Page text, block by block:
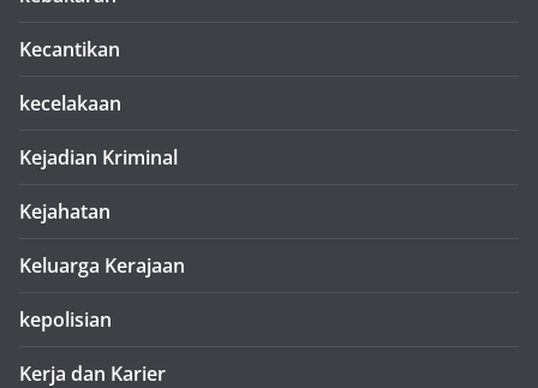
Kecantikan
kecelakaan
Kejadian Kriminal
Kejahatan
Keluarga Kerajaan
kepolisian
Kerja dan Karier